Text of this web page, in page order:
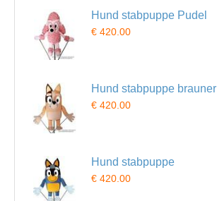
Hund stabpuppe Pudel
€ 420.00
Hund stabpuppe brauner
€ 420.00
Hund stabpuppe
€ 420.00